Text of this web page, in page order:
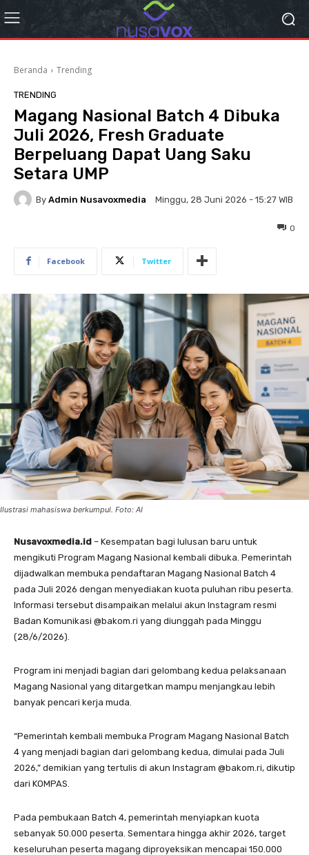
Beranda Trending
TRENDING
Magang Nasional Batch 4 Dibuka
Juli 2026, Fresh Graduate
Berpeluang Dapat Uang Saku
Setara UMP
By Admin Nusavoxmedia Minggu, 28 Juni 2026 - 15:27 WIB
0
Facebook Twitter
Ilustrasi mahasiswa berkumpul. Foto: AI
Nusavoxmedia.id – Kesempatan bagi lulusan baru untuk
mengikuti Program Magang Nasional kembali dibuka. Pemerintah
dijadwalkan membuka pendaftaran Magang Nasional Batch 4
pada Juli 2026 dengan menyediakan kuota puluhan ribu peserta.
Informasi tersebut disampaikan melalui akun Instagram resmi
Badan Komunikasi @bakom.ri yang diunggah pada Minggu
(28/6/2026).
Program ini menjadi bagian dari gelombang kedua pelaksanaan
Magang Nasional yang ditargetkan mampu menjangkau lebih
banyak pencari kerja muda.
“Pemerintah kembali membuka Program Magang Nasional Batch
4 yang menjadi bagian dari gelombang kedua, dimulai pada Juli
2026,” demikian yang tertulis di akun Instagram @bakom.ri, dikutip
dari KOMPAS.
Pada pembukaan Batch 4, pemerintah menyiapkan kuota
sebanyak 50.000 peserta. Sementara hingga akhir 2026, target
keseluruhan peserta magang diproyeksikan mencapai 150.000